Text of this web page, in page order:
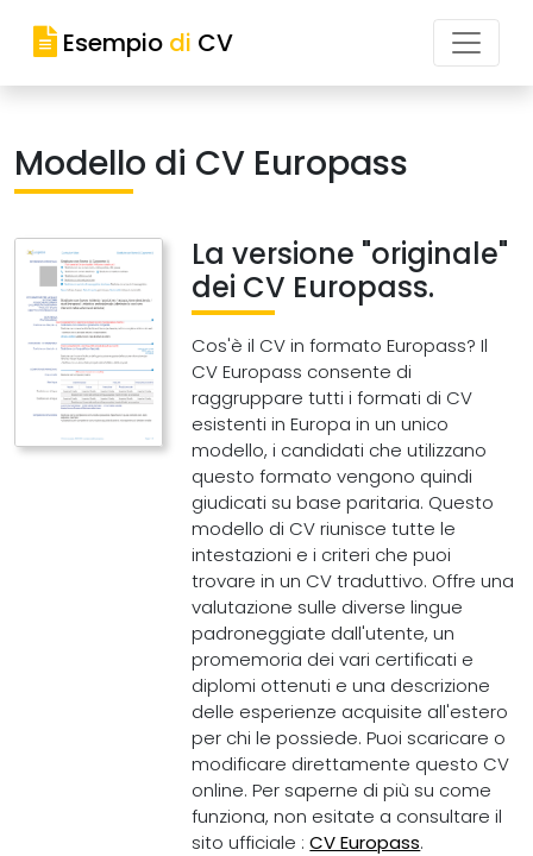
Esempio di CV
Modello di CV Europass
La versione "originale"
dei CV Europass.
Cos'è il CV in formato Europass? Il
CV Europass consente di
raggruppare tutti i formati di CV
esistenti in Europa in un unico
modello, i candidati che utilizzano
questo formato vengono quindi
giudicati su base paritaria. Questo
modello di CV riunisce tutte le
intestazioni e i criteri che puoi
trovare in un CV traduttivo. Offre una
valutazione sulle diverse lingue
padroneggiate dall'utente, un
promemoria dei vari certificati e
diplomi ottenuti e una descrizione
delle esperienze acquisite all'estero
per chi le possiede. Puoi scaricare o
modificare direttamente questo CV
online. Per saperne di più su come
funziona, non esitate a consultare il
sito ufficiale :CV Europass.